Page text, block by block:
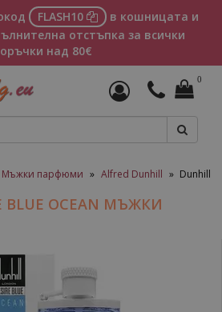
FLASH10
в кошницата и
отстъпка за всички
над 80€
0
Мъжки парфюми » Alfred Dunhill » Dunhill
BLUE OCEAN МЪЖКИ